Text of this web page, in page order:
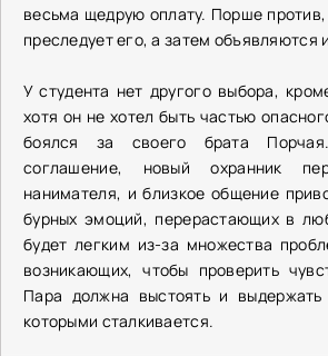
весьма щедрую оплату. Порше
преследует его, а затем объявляются
У студента нет другого выбора,
хотя он не хотел быть частью
боялся за своего брата
соглашение, новый охранник
нанимателя, и близкое общение
бурных эмоций, перерастающих в
будет легким из-за множества
возникающих, чтобы проверить
Пара должна выстоять и
которыми сталкивается.